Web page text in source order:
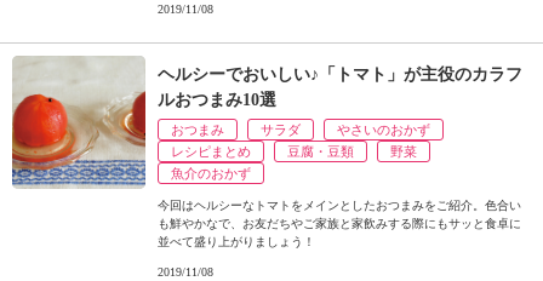
2019/11/08
ヘルシーでおいしい♪「トマト」が主役のカラフ
ルおつまみ10選
おつまみ サラダ
やさいのおかず
レシピまとめ
豆腐・豆類
野菜
魚介のおかず
今回はヘルシーなトマトをメインとしたおつまみをご紹介。色合い
も鮮やかなで、お友だちやご家族と家飲みする際にもサッと食卓に
並べて盛り上がりましょう！
2019/11/08